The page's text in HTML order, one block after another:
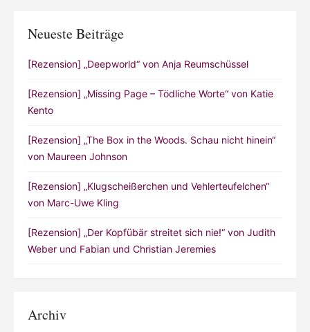
Neueste Beiträge
[Rezension] „Deepworld“ von Anja Reumschüssel
[Rezension] „Missing Page – Tödliche Worte“ von Katie
Kento
[Rezension] „The Box in the Woods. Schau nicht hinein“
von Maureen Johnson
[Rezension] „Klugscheißerchen und Vehlerteufelchen“
von Marc-Uwe Kling
[Rezension] „Der Kopfübär streitet sich nie!“ von Judith
Weber und Fabian und Christian Jeremies
Archiv